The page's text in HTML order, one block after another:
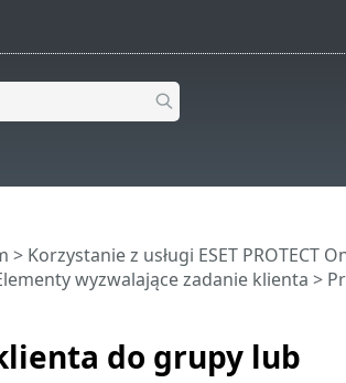
do grupy lub
> Korzystanie z usługi ESET PROTECT
wyzwalające zadanie klienta >